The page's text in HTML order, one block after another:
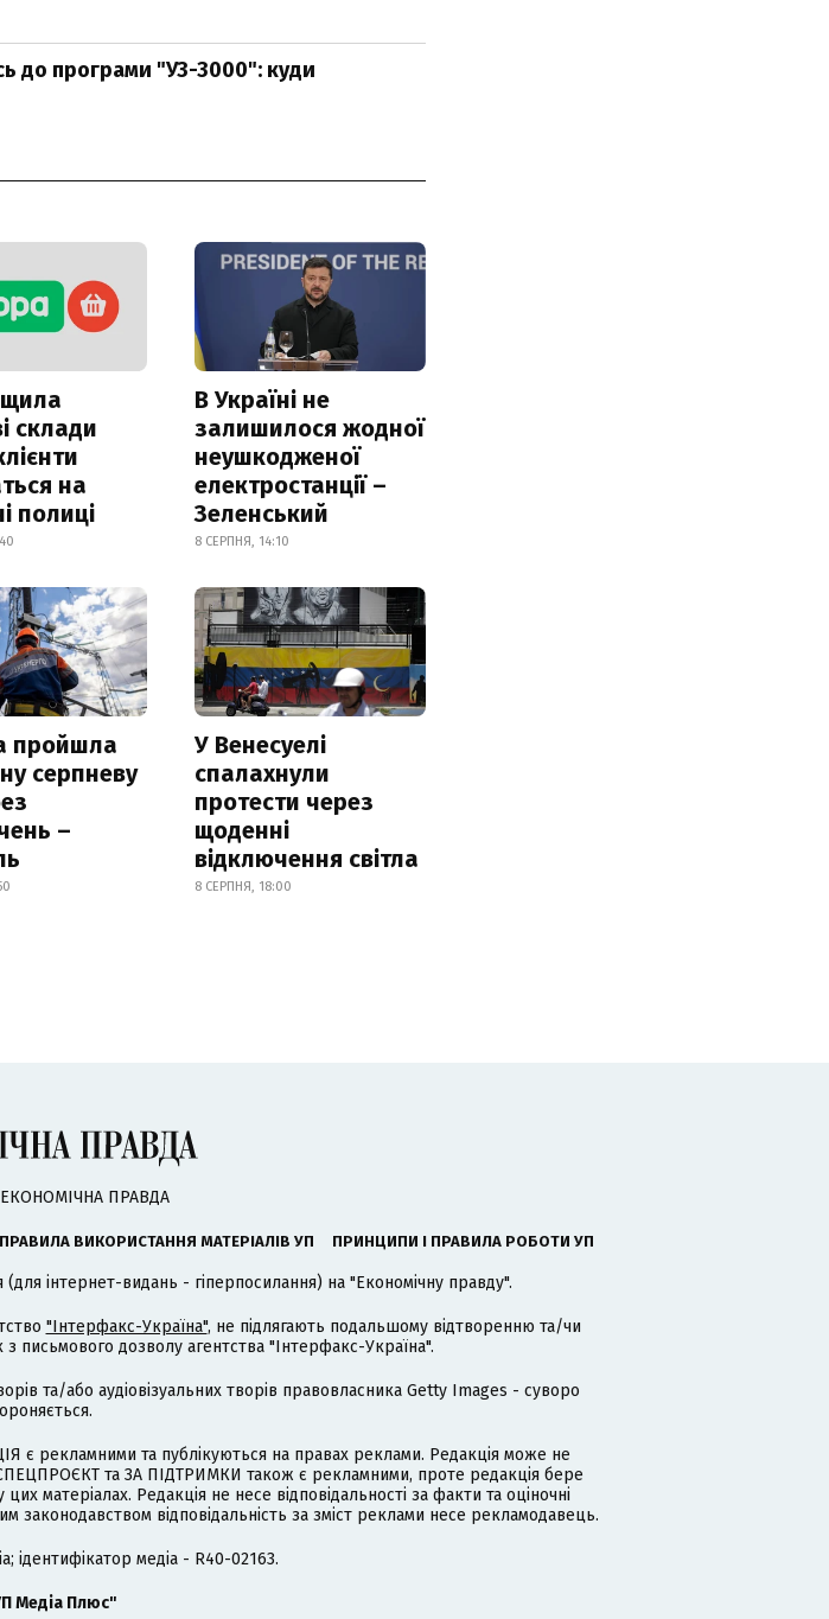
до програми "УЗ-3000": куди
склади
на
полиці
В Україні не
залишилося жодної
неушкодженої
електростанції –
Зеленський
8 СЕРПНЯ, 14:10
пройшла
серпневу
–
У Венесуелі
спалахнули
протести через
щоденні
відключення світла
8 СЕРПНЯ, 18:00
ЕКОНОМІЧНА ПРАВДА
ПРАВИЛА ВИКОРИСТАННЯ МАТЕРІАЛІВ УП ПРИНЦИПИ І ПРАВИЛА РОБОТИ УП
інтернет-видань - гіперпосилання) на "Економічну правду".
"Інтерфакс-Україна", не підлягають подальшому відтворенню та/чи
письмового дозволу агентства "Інтерфакс-Україна".
та/або аудіовізуальних творів правовласника Getty Images - суворо
рекламними та публікуються на правах реклами. Редакція може не
та ЗА ПІДТРИМКИ також є рекламними, проте редакція бере
матеріалах. Редакція не несе відповідальності за факти та оціночні
законодавством відповідальність за зміст реклами несе рекламодавець.
ідентифікатор медіа - R40-02163.
Медіа Плюс"